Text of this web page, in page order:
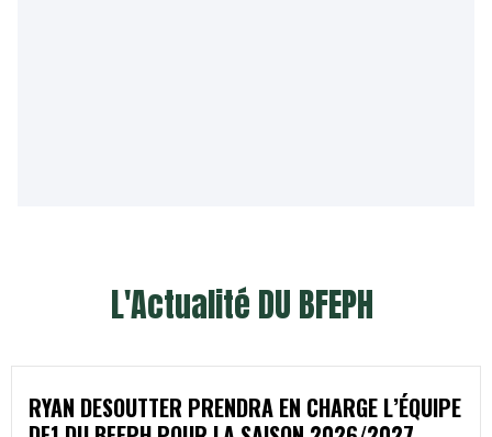
L'Actualité DU BFEPH
RYAN DESOUTTER PRENDRA EN CHARGE L’ÉQUIPE